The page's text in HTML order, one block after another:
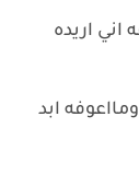
اني اريده
ابد